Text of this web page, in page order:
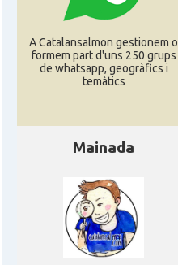
A Catalansalmon gestionem o
formem part d'uns 250 grups
de whatsapp, geogràfics i
temàtics
Mainada